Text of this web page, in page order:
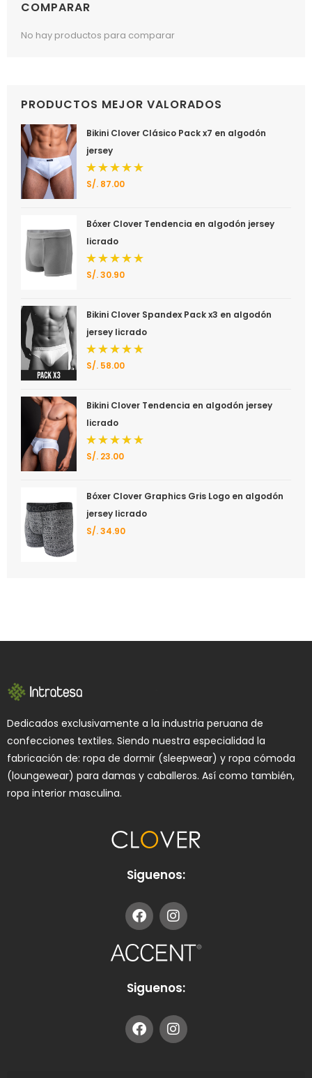
COMPARAR
No hay productos para comparar
PRODUCTOS MEJOR VALORADOS
Bikini Clover Clásico Pack x7 en algodón
jersey
Valorado
S/. 87.00
Bóxer Clover Tendencia en algodón jersey
licrado
Valorado
S/.30.90
Bikini Clover Spandex Pack x3 en algodón
jersey licrado
Valorado
S/. 58.00
Bikini Clover Tendencia en algodón jersey
licrado
Valorado
S/. 23.00
Bóxer Clover Graphics Gris Logo en algodón
jersey licrado
S/.34.90
Dedicados exclusivamente a la industria peruana de
confecciones textiles. Siendo nuestra especialidad la
fabricación de: ropa de dormir (sleepwear) y ropa cómoda
(loungewear) para damas y caballeros. Así como también,
ropa interior masculina.
Siguenos:
Siguenos: